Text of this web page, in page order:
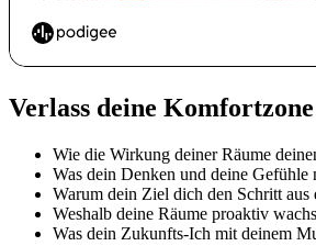
Verlass deine
Wie die Wirkung deiner Räume
Was dein Denken und deine Gefühle
Warum dein Ziel dich den Schritt aus
Weshalb deine Räume proaktiv
Was dein Zukunfts-Ich mit deinem